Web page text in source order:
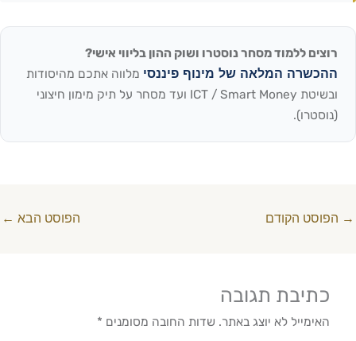
רוצים ללמוד מסחר נוסטרו ושוק ההון בליווי אישי?
ההכשרה המלאה של מינוף פיננסי מלווה אתכם מהיסודות
ובשיטת ICT / Smart Money ועד מסחר על תיק מימון חיצוני
(נוסטרו).
→ הפוסט הקודם הפוסט הבא ←
כתיבת תגובה
האימייל לא יוצג באתר. שדות החובה מסומנים *